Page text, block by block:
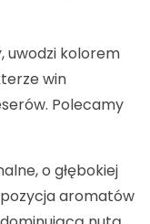
uwodzi kolorem
win
Polecamy
o głębokiej
aromatów